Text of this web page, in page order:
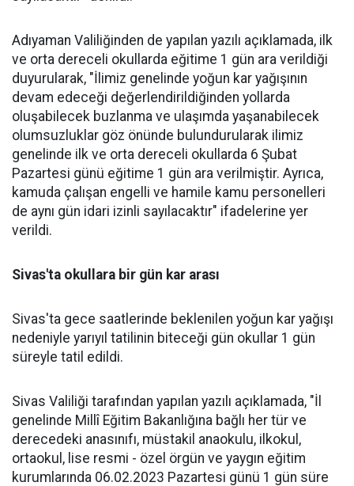
Adıyaman Valiliğinden de yapılan yazılı açıklamada, ilk
ve orta dereceli okullarda eğitime 1 gün ara verildiği
duyurularak, "İlimiz genelinde yoğun kar yağışının
devam edeceği değerlendirildiğinden yollarda
oluşabilecek buzlanma ve ulaşımda yaşanabilecek
olumsuzluklar göz önünde bulundurularak ilimiz
genelinde ilk ve orta dereceli okullarda 6 Şubat
Pazartesi günü eğitime 1 gün ara verilmiştir. Ayrıca,
kamuda çalışan engelli ve hamile kamu personelleri
de aynı gün idari izinli sayılacaktır" ifadelerine yer
verildi.
Sivas'ta okullara bir gün kar arası
Sivas'ta gece saatlerinde beklenilen yoğun kar yağışı
nedeniyle yarıyıl tatilinin biteceği gün okullar 1 gün
süreyle tatil edildi.
Sivas Valiliği tarafından yapılan yazılı açıklamada, "İl
genelinde Millî Eğitim Bakanlığına bağlı her tür ve
derecedeki anasınıfı, müstakil anaokulu, ilkokul,
ortaokul, lise resmi - özel örgün ve yaygın eğitim
kurumlarında 06.02.2023 Pazartesi günü 1 gün süre